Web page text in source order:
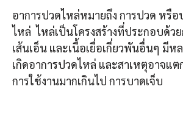
อาการปวดไหล่หมายถึง การปวด หรื
ไหล่ ไหล่เป็นโครงสร้างที่ประกอบด้ว
เส้นเอ็น และเนื้อเยื่อเกี่ยวพันอื่นๆ มีห
เกิดอาการปวดไหล่ และสาเหตุอาจแ
การใช้งานมากเกินไป การบาดเจ็บ